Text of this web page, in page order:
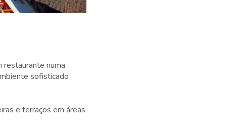
restaurante numa
sofisticado
e terraços em áreas